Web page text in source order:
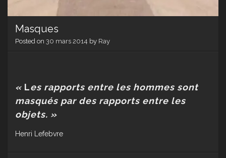
Masques
Posted on 30 mars 2014 by Ray
« Les rapports entre les hommes sont
masqués par des rapports entre les
objets. »
Henri Lefebvre